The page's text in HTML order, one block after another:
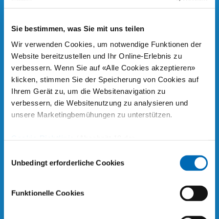
Sie bestimmen, was Sie mit uns teilen
Wir verwenden Cookies, um notwendige Funktionen der
Website bereitzustellen und Ihr Online-Erlebnis zu
verbessern. Wenn Sie auf «Alle Cookies akzeptieren»
klicken, stimmen Sie der Speicherung von Cookies auf
Ihrem Gerät zu, um die Websitenavigation zu
verbessern, die Websitenutzung zu analysieren und
unsere Marketingbemühungen zu unterstützen.
Unbedingt erforderliche Cookies
Funktionelle Cookies
Sportverletzungen zu kämpfen hat, oder während/nach der
uns chiropraktisch beraten zu lassen. Unsere Abklärungen,
besonderen Bedürfnisse von Kindern und Jugendlichen in enger